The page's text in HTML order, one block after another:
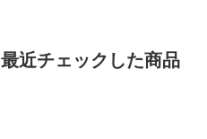
最近チェックした商品